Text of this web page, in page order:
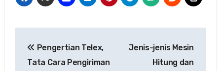
pos
Pengertian Telex,
Tata Cara Pengiriman
Jenis-jenis Mesin
Hitung dan